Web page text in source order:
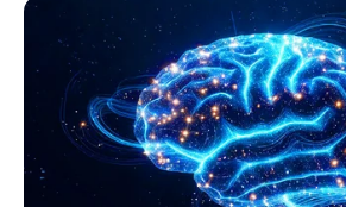
gewaltigen Wassermassen
ausländische Touristen.